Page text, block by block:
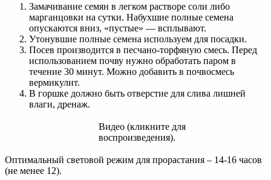
Замачивание семян в легком растворе соли либо
марганцовки на сутки. Набухшие полные семена
опускаются вниз, «пустые» — всплывают.
Утонувшие полные семена используем для посадки.
Посев производится в песчано-торфяную смесь. Перед
использованием почву нужно обработать паром в
течение 30 минут. Можно добавить в почвосмесь
вермикулит.
В горшке должно быть отверстие для слива лишней
влаги, дренаж.
Видео (кликните для
воспроизведения).
Оптимальный световой режим для прорастания – 14-16 часов
(не менее 12).